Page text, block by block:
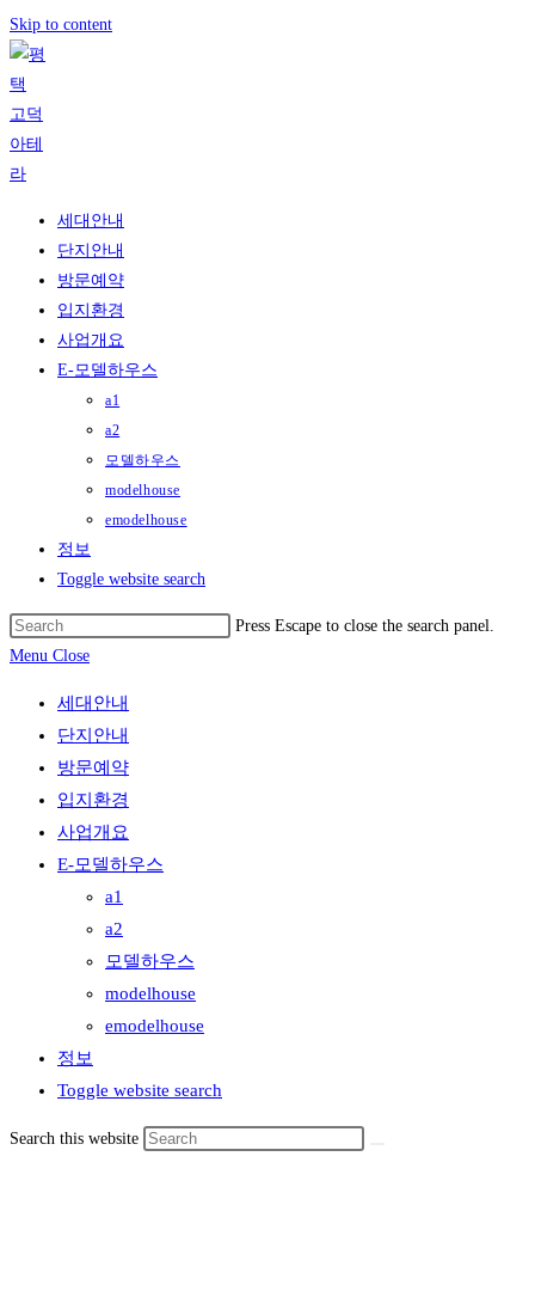
Skip to content
세대안내
단지안내
방문예약
입지환경
사업개요
E-모델하우스
a1
a2
모델하우스
modelhouse
emodelhouse
정보
Toggle website search
Press Escape to close the search panel.
Menu Close
세대안내
단지안내
방문예약
입지환경
사업개요
E-모델하우스
a1
a2
모델하우스
modelhouse
emodelhouse
정보
Toggle website search
Search this website